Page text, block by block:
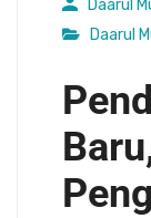
Daarul
Daarul